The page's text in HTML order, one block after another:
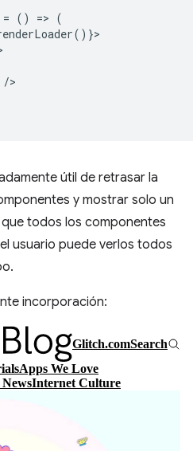
= () => (
()}
/
útil de retrasar la
y mostrar solo un
todos los componentes
usuario puede verlos todos
incorporación: